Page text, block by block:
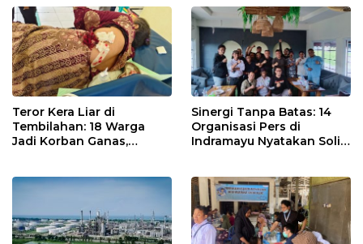
Teror Kera Liar di
Tembilahan: 18 Warga
Jadi Korban Ganas,
Sinergi Tanpa Batas: 14
Organisasi Pers di
Indramayu Nyatakan Solid